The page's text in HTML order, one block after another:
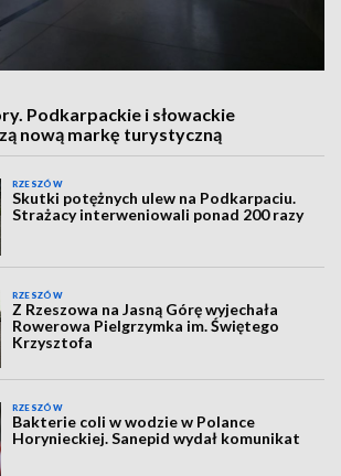
Podkarpackie i słowackie
nową markę turystyczną
RZESZÓW
Skutki potężnych ulew na Podkarpaciu.
Strażacy interweniowali ponad 200 razy
RZESZÓW
Z Rzeszowa na Jasną Górę wyjechała
Rowerowa Pielgrzymka im. Świętego
Krzysztofa
RZESZÓW
Bakterie coli w wodzie w Polance
Horynieckiej. Sanepid wydał komunikat